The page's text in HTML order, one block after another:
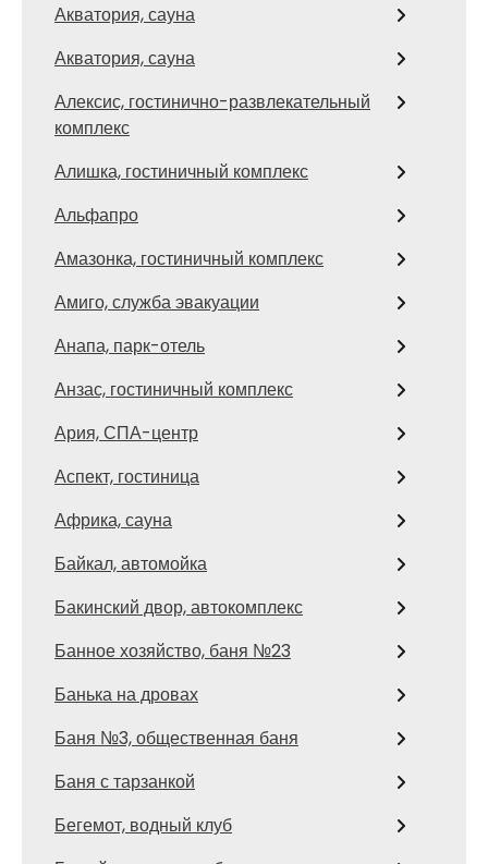
Акватория, сауна
Акватория, сауна
Алексис, гостинично-развлекательный
комплекс
Алишка, гостиничный комплекс
Альфапро
Амазонка, гостиничный комплекс
Амиго, служба эвакуации
Анапа, парк-отель
Анзас, гостиничный комплекс
Ария, СПА-центр
Аспект, гостиница
Африка, сауна
Байкал, автомойка
Бакинский двор, автокомплекс
Банное хозяйство, баня №23
Банька на дровах
Баня №3, общественная баня
Баня с тарзанкой
Бегемот, водный клуб